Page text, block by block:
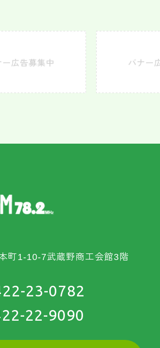
町1-10-7武蔵野商工会館3階
23-0782
22-9090